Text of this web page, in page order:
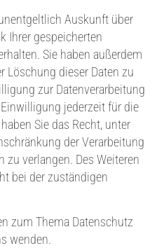
Auskunft über
Ihrer gespeicherten
Sie haben außerdem
Löschung dieser Daten zu
zur Datenverarbeitung
jederzeit für die
Sie das Recht, unter
der Verarbeitung
zu verlangen. Des Weiteren
bei der zuständigen
zum Thema Datenschutz
wenden.